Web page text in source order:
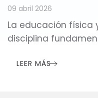
09 abril 2026
La educación física
disciplina
LEER MÁS